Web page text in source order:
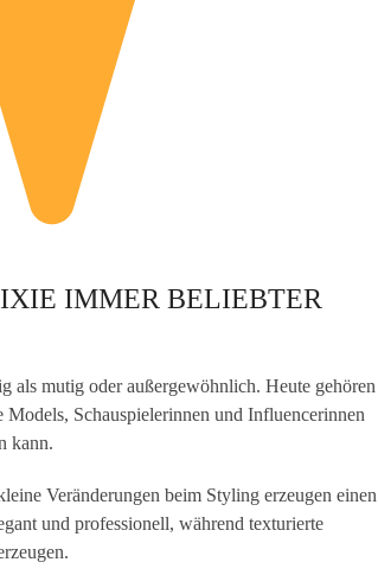
IMMER BELIEBTER
als mutig oder außergewöhnlich. Heute gehören
Models, Schauspielerinnen und Influencerinnen
kann.
Veränderungen beim Styling erzeugen einen
und professionell, während texturierte